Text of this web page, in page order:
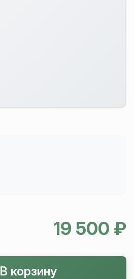
19 500 ₽
В корзину